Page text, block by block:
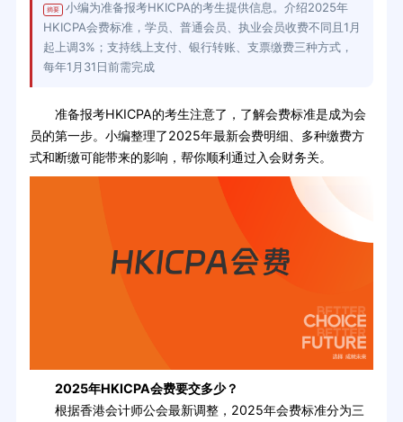
摘要
小编为准备报考HKICPA的考生提供信息。介绍2025年
HKICPA会费标准，学员、普通会员、执业会员收费不同且1月
起上调3%；支持线上支付、银行转账、支票缴费三种方式，
每年1月31日前需完成
准备报考HKICPA的考生注意了，了解会费标准是成为会
员的第一步。小编整理了2025年最新会费明细、多种缴费方
式和断缴可能带来的影响，帮你顺利通过入会财务关。
2025年HKICPA会费要交多少？
根据香港会计师公会最新调整，2025年会费标准分为三